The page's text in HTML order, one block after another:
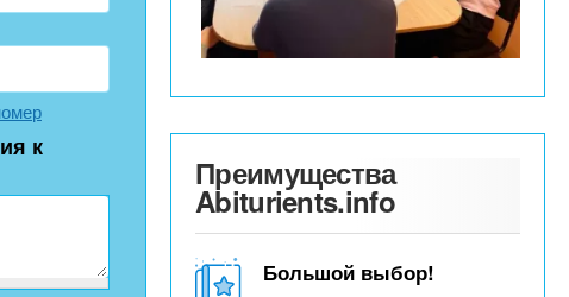
к
Преимущества
Abiturients.info
Большой выбор!